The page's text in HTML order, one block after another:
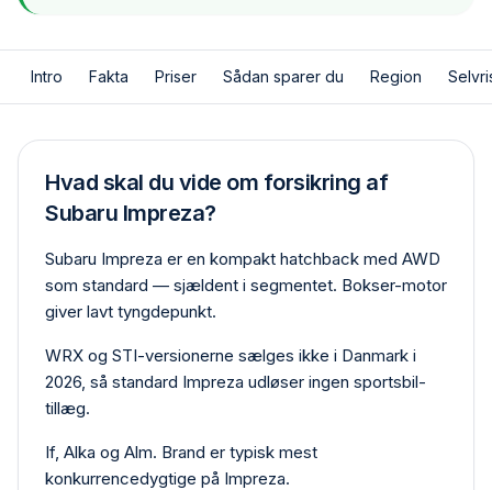
Intro Fakta Priser Sådan sparer du Region
Hvad skal du vide om forsikring af
Subaru Impreza?
Subaru Impreza er en kompakt hatchback med AWD
som standard — sjældent i segmentet. Bokser-motor
giver lavt tyngdepunkt.
WRX og STI-versionerne sælges ikke i Danmark i
2026, så standard Impreza udløser ingen sportsbil-
tillæg.
If, Alka og Alm. Brand er typisk mest
konkurrencedygtige på Impreza.